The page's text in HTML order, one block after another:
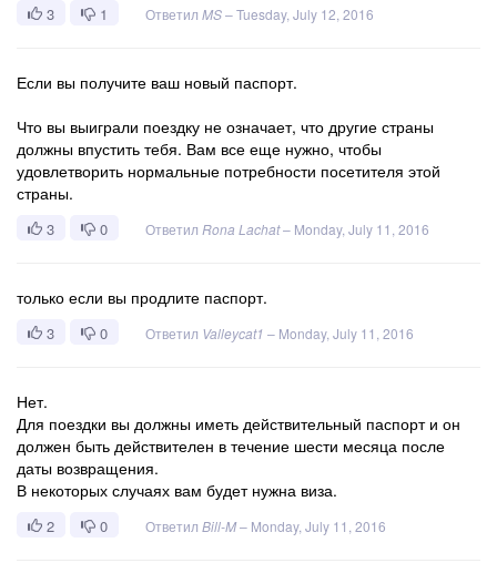
3 1 Ответил MS–Tuesday, July 12, 2016
Если вы получите ваш новый паспорт.
Что вы выиграли поездку не означает, что другие страны
должны впустить тебя. Вам все еще нужно, чтобы
удовлетворить нормальные потребности посетителя этой
страны.
3 0 Ответил Rona Lachat– Monday, July 11, 2016
только если вы продлите паспорт.
3 0 Ответил Valleycat1 – Monday, July 11, 2016
Нет.
Для поездки вы должны иметь действительный паспорт и он
должен быть действителен в течение шести месяца после
даты возвращения.
В некоторых случаях вам будет нужна виза.
2 0 Ответил Bill-M– Monday, July 11, 2016